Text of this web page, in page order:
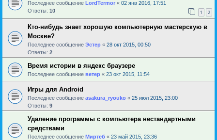
Последнее сообщение LordTermor « 02 янв 2016, 17:51
Ответы: 10 1 2
Кто-нибудь знает хорошую компьютерную мастерскую в
Москве?
Последнее сообщение Эстер « 28 окт 2015, 00:50
Ответы: 2
Время истории в яндекс браузере
Последнее сообщение ветер « 23 окт 2015, 11:54
Игры для Android
Последнее сообщение asakura_ryouko « 25 июл 2015, 23:00
Ответы: 9
Удаление программы с компьютера нестандартными
средствами
Последнее сообщение Миртеб « 23 май 2015, 23:36